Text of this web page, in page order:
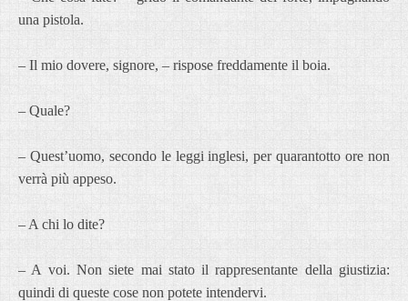
una pistola.
– Il mio dovere, signore, – rispose freddamente il boia.
– Quale?
– Quest’uomo, secondo le leggi inglesi, per quarantotto ore non
verrà più appeso.
– A chi lo dite?
– A voi. Non siete mai stato il rappresentante della giustizia:
quindi di queste cose non potete intendervi.